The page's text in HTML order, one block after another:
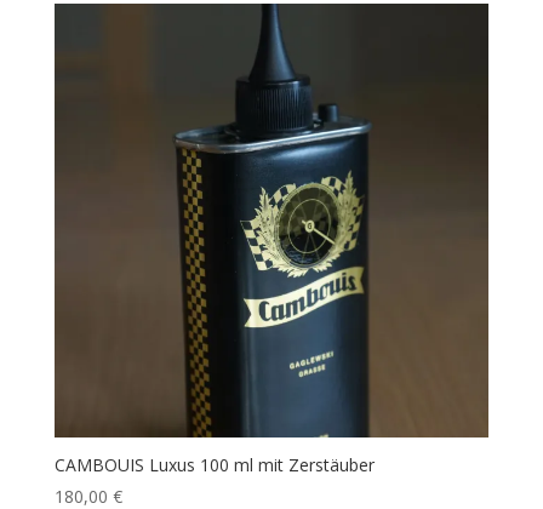
CAMBOUIS Luxus 100 ml mit Zerstäuber
180,00 €